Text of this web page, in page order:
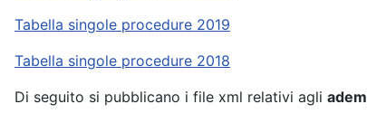
Tabella singole procedure 2019
Tabella singole procedure 2018
Di seguito si pubblicano i file xml relativi agli